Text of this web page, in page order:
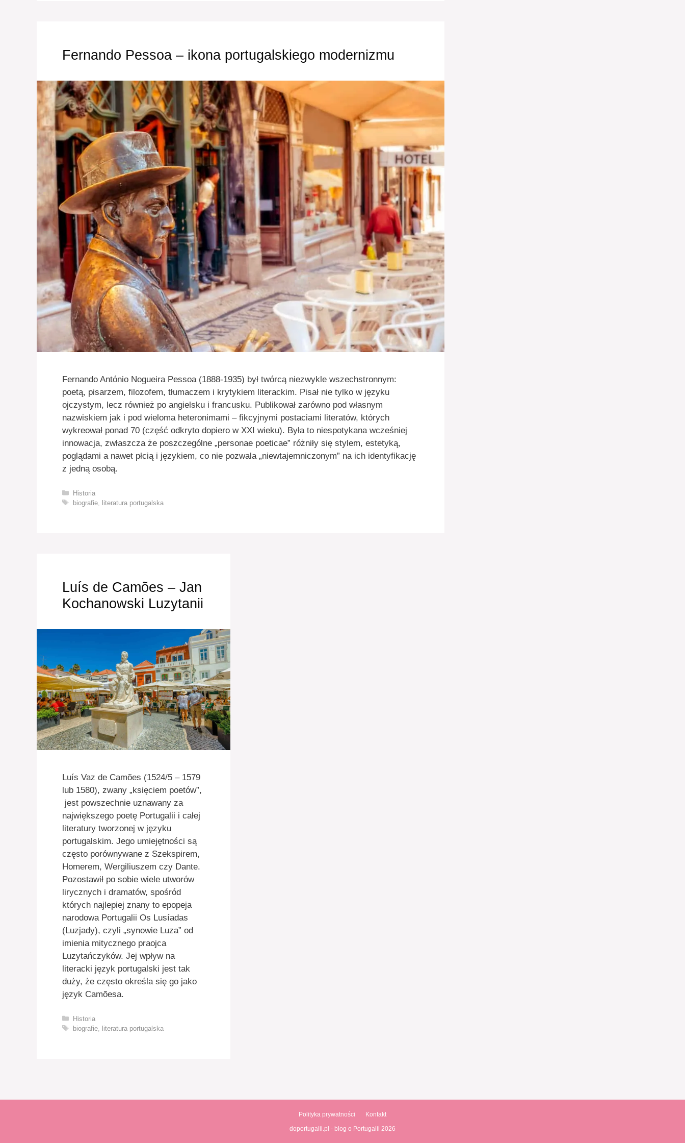
Fernando Pessoa – ikona portugalskiego modernizmu
Fernando António Nogueira Pessoa (1888-1935) był twórcą niezwykle wszechstronnym:
poetą, pisarzem, filozofem, tłumaczem i krytykiem literackim. Pisał nie tylko w języku
ojczystym, lecz również po angielsku i francusku. Publikował zarówno pod własnym
nazwiskiem jak i pod wieloma heteronimami – fikcyjnymi postaciami literatów, których
wykreował ponad 70 (część odkryto dopiero w XXI wieku). Była to niespotykana wcześniej
innowacja, zwłaszcza że poszczególne „personae poeticae” różniły się stylem, estetyką,
poglądami a nawet płcią i językiem, co nie pozwala „niewtajemniczonym” na ich identyfikację
z jedną osobą.
Kategorie
Historia
Tagi
biografie, literatura portugalska
Luís de Camões – Jan
Kochanowski Luzytanii
Luís Vaz de Camões (1524/5 – 1579
lub 1580), zwany „księciem poetów”,
jest powszechnie uznawany za
największego poetę Portugalii i całej
literatury tworzonej w języku
portugalskim. Jego umiejętności są
często porównywane z Szekspirem,
Homerem, Wergiliuszem czy Dante.
Pozostawił po sobie wiele utworów
lirycznych i dramatów, spośród
których najlepiej znany to epopeja
narodowa Portugalii Os Lusíadas
(Luzjady), czyli „synowie Luza” od
imienia mitycznego praojca
Luzytańczyków. Jej wpływ na
literacki język portugalski jest tak
duży, że często określa się go jako
język Camõesa.
Kategorie
Historia
Tagi
biografie, literatura portugalska
Polityka prywatności
Kontakt
doportugalii.pl - blog o Portugalii 2026